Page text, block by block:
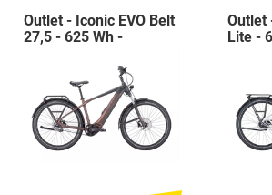
Outlet - Iconic EVO Belt
27,5 - 625 Wh -
Outlet
Lite -